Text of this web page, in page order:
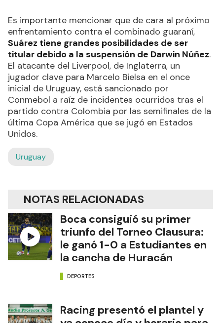
Es importante mencionar que de cara al próximo
enfrentamiento contra el combinado guaraní,
Suárez tiene grandes posibilidades de ser
titular debido a la suspensión de Darwin Núñez.
El atacante del Liverpool, de Inglaterra, un
jugador clave para Marcelo Bielsa en el once
inicial de Uruguay, está sancionado por
Conmebol a raíz de incidentes ocurridos tras el
partido contra Colombia por las semifinales de la
última Copa América que se jugó en Estados
Unidos.
Uruguay
NOTAS RELACIONADAS
Boca consiguió su primer
triunfo del Torneo Clausura:
le ganó 1-0 a Estudiantes en
la cancha de Huracán
DEPORTES
Racing presentó el plantel y